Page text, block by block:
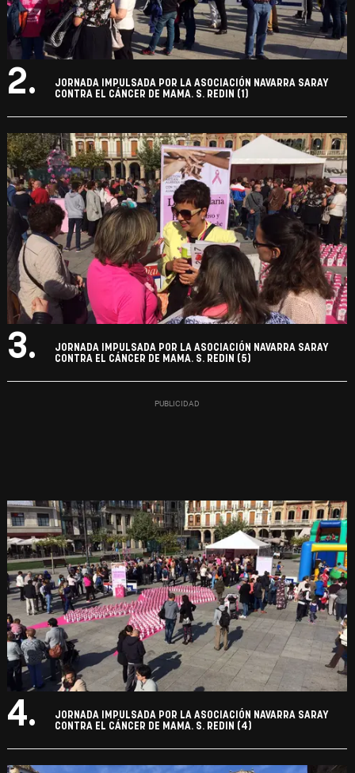
2.
JORNADA IMPULSADA POR LA ASOCIACIÓN NAVARRA SARAY
CONTRA EL CÁNCER DE MAMA. S. REDIN (1)
3.
JORNADA IMPULSADA POR LA ASOCIACIÓN NAVARRA SARAY
CONTRA EL CÁNCER DE MAMA. S. REDIN (5)
4.
JORNADA IMPULSADA POR LA ASOCIACIÓN NAVARRA SARAY
CONTRA EL CÁNCER DE MAMA. S. REDIN (4)